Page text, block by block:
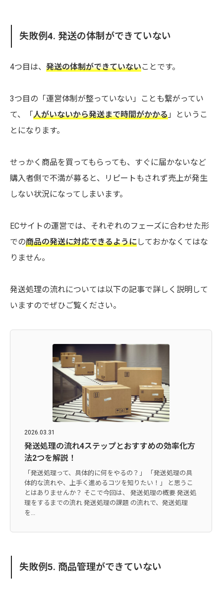
失敗例4. 発送の体制ができていない
4つ目は、 発送の体制ができていないことです。
3つ目の「運営体制が整っていない」ことも繋がってい
て、「人がいないから発送まで時間がかかる 」というこ
とになります。
せっかく商品を買ってもらっても、すぐに届かないなど
購入者側で不満が募ると、リピートもされず売上が発生
しない状況になってしまいます。
ECサイトの運営では、それぞれのフェーズに合わせた形
での商品の発送に対応できるようにしておかなくてはな
りません。
発送処理の流れについては以下の記事で詳しく説明して
いますのでぜひご覧ください。
2026.03.31
発送処理の流れ4ステップとおすすめの効率化方
法2つを解説！
「発送処理って、具体的に何をやるの？」 「発送処理の具
体的な流れや、上手く進めるコツを知りたい！」 と思うこ
とはありませんか？ そこで今回は、 発送処理の概要 発送処
理をするまでの流れ 発送処理の課題 の流れで、発送処理
を...
失敗例5. 商品管理ができていない